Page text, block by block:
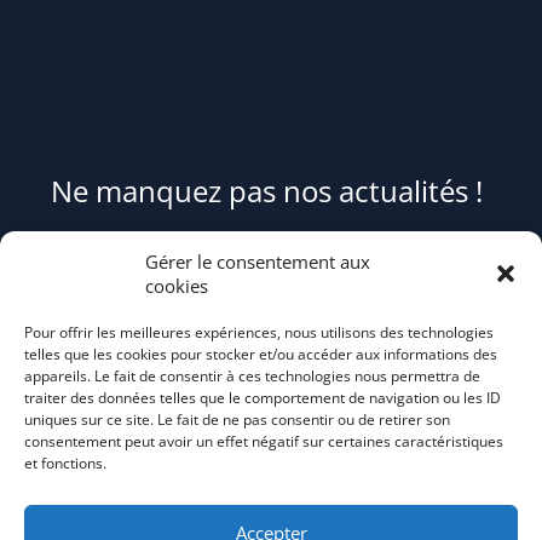
Gérer le consentement aux
cookies
Pour offrir les meilleures expériences, nous utilisons des technologies
telles que les cookies pour stocker et/ou accéder aux informations des
appareils. Le fait de consentir à ces technologies nous permettra de
traiter des données telles que le comportement de navigation ou les ID
uniques sur ce site. Le fait de ne pas consentir ou de retirer son
consentement peut avoir un effet négatif sur certaines caractéristiques
et fonctions.
Accepter
Ne manquez pas nos actualités !
conseils et astuces pour mieux trier et réduire vos déchets,
vous au flash info bi-mensuel Tri Action!